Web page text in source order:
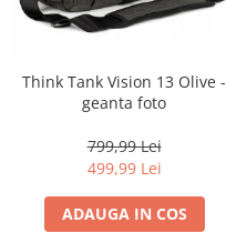
Think Tank Vision 13 Olive -
geanta foto
799,99 Lei
499,99 Lei
ADAUGA IN COS